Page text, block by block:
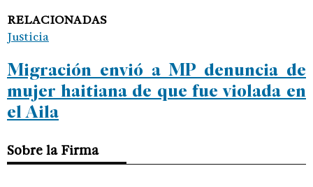
RELACIONADAS
Justicia
Migración envió a MP denuncia de
mujer haitiana de que fue violada en
el Aila
Sobre la Firma